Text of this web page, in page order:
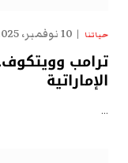
حياتنا 10 نوفمبر، 2025
ترامب
الإماراتية
…